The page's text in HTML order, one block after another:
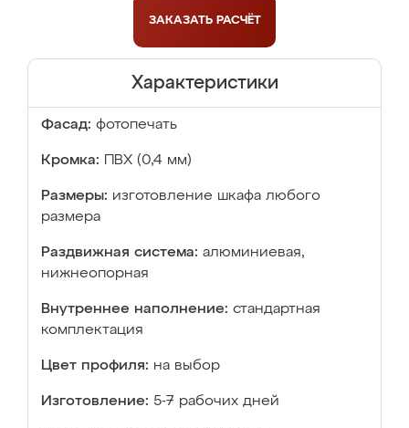
ЗАКАЗАТЬ РАСЧЁТ
Характеристики
Фасад: фотопечать
Кромка: ПВХ (0,4 мм)
Размеры: изготовление шкафа любого
размера
Раздвижная система: алюминиевая,
нижнеопорная
Внутреннее наполнение: стандартная
комплектация
Цвет профиля: на выбор
Изготовление: 5-7 рабочих дней